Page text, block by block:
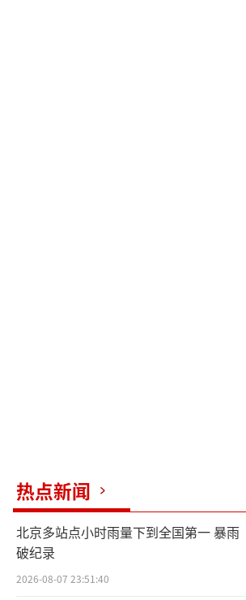
热点新闻
北京多站点小时雨量下到全国第一 暴雨
破纪录
2026-08-07 23:51:40